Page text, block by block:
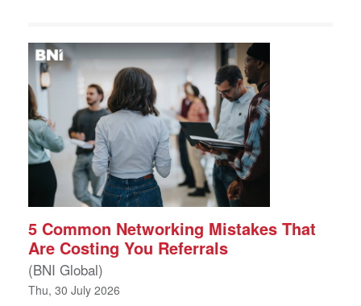
5 Common Networking Mistakes That
Are Costing You Referrals
(BNI Global)
Thu, 30 July 2026